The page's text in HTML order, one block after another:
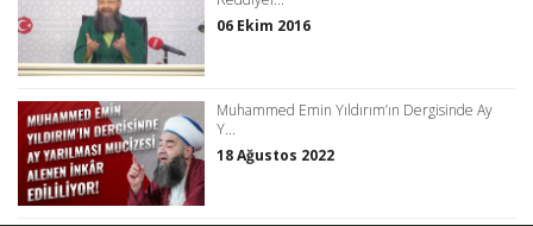
06 Ekim 2016
Muhammed Emin Yıldırım’ın Dergisinde Ay
Y...
18 Ağustos 2022